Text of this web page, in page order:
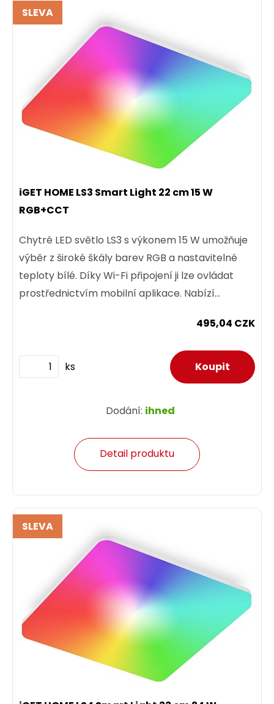
SLEVA
iGET HOME LS3 Smart Light 22 cm 15 W
RGB+CCT
Chytré LED světlo LS3 s výkonem 15 W umožňuje
výběr z široké škály barev RGB a nastavitelné
teploty bílé. Díky Wi-Fi připojení ji lze ovládat
prostřednictvím mobilní aplikace. Nabízí
495,04 CZK
ks
Dodání: ihned
Detail produktu
SLEVA